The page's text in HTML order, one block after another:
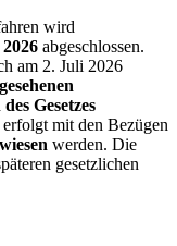
wird
abgeschlossen.
am 2. Juli 2026
Gesetzes
erfolgt mit den Bezügen
werden. Die
gesetzlichen